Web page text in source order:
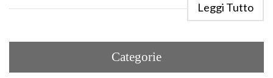
Leggi Tutto
Categorie